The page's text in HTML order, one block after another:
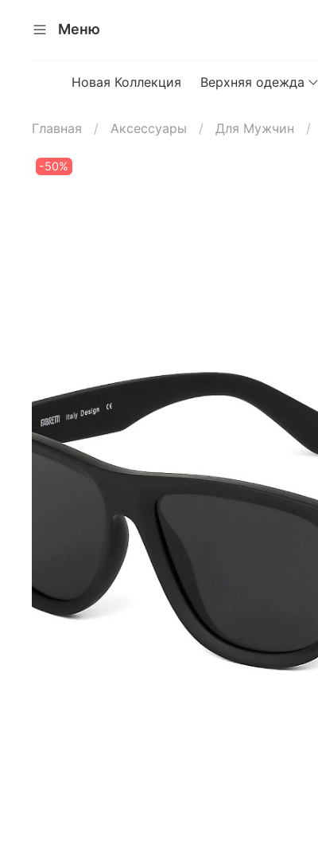
Меню
Новая Коллекция Верхняя одежда
Главная Аксессуары Для Мужчин
-50%